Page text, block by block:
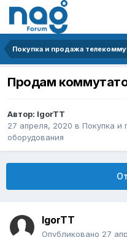
Продам
Автор: IgorTT
27 апреля, 2020 в Покупка и
оборудования
IgorTT
Опубликовано 27